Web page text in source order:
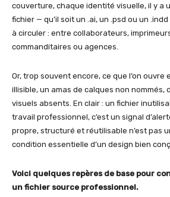
couverture, chaque identité visuelle, il y a
fichier — qu’il soit un .ai, un .psd ou un
à circuler : entre collaborateurs,
commanditaires ou agences.
Or, trop souvent encore, ce que l’on ouvre
illisible, un amas de calques non nommés,
visuels absents. En clair : un fichier
travail professionnel, c’est un signal
propre, structuré et réutilisable n’est pas
condition essentielle d’un design bien
Voici quelques repères de base pour
un fichier source professionnel.